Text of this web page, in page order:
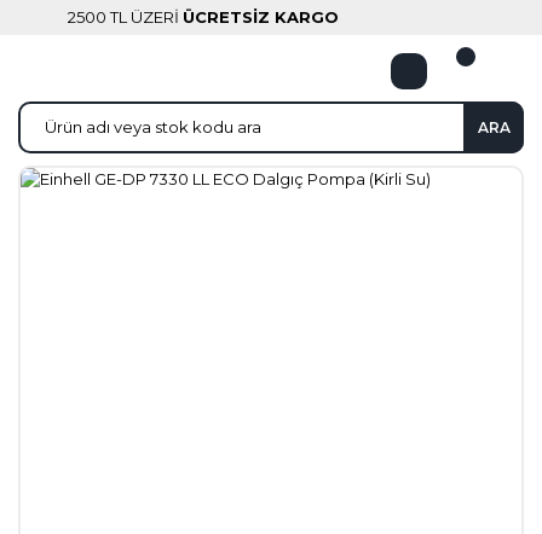
2500 TL ÜZERİ ÜCRETSİZ KARGO
ARA